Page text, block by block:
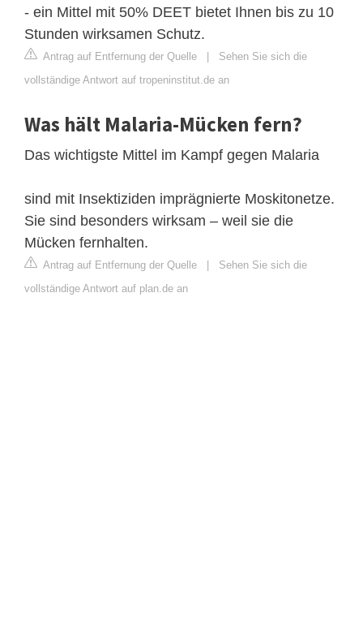
- ein Mittel mit 50% DEET bietet Ihnen bis zu 10
Stunden wirksamen Schutz.
Antrag auf Entfernung der Quelle
Sehen Sie sich die
vollständige Antwort auf tropeninstitut.de an
Was hält Malaria-Mücken fern?
Das wichtigste Mittel im Kampf gegen Malaria
sind mit Insektiziden imprägnierte Moskitonetze.
Sie sind besonders wirksam – weil sie die
Mücken fernhalten.
Antrag auf Entfernung der Quelle
Sehen Sie sich die
vollständige Antwort auf plan.de an